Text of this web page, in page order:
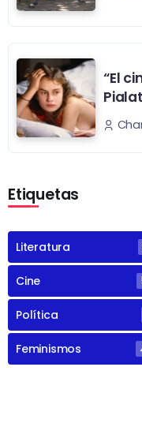
“El
Etiquetas
Literatura
Cine
Política
Feminismos